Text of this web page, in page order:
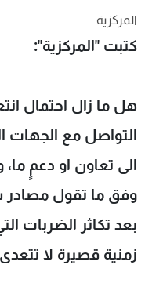
المركزية
كتبت "المركزية":
هل ما زال احتمال
التواصل مع الجهات
الى تعاون او دعمٍ
وفق ما تقول مصادر
بعد تكاثر الضربات
زمنية قصيرة لا تتعدى
شاهد البرامج
الترددات
عن MTV
الإنـتـاج
لاعلاناتكم